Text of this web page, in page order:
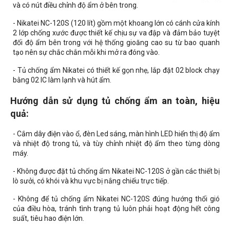
và có nút điều chỉnh độ ẩm ở bên trong.
- Nikatei NC-120S (120 lít) gồm một khoang lớn có cánh cửa kính
2 lớp chống xước được thiết kế chịu sự va đập và đảm bảo tuyệt
đối độ ẩm bên trong với hệ thống gioăng cao su từ bao quanh
tạo nên sự chắc chắn mỗi khi mở ra đóng vào.
- Tủ chống ẩm Nikatei có thiết kế gọn nhẹ, lắp đặt 02 block chạy
bằng 02 IC làm lạnh và hút ẩm.
Hướng dẫn sử dụng tủ chống ẩm an toàn, hiệu
quả:
- Cắm dây điện vào ổ, đèn Led sáng, màn hình LED hiển thị độ ẩm
và nhiệt độ trong tủ, và tùy chỉnh nhiệt độ ẩm theo từng dòng
máy.
- Không được đặt tủ chống ẩm Nikatei NC-120S ở gần các thiết bị
lò sưởi, có khói và khu vực bị nắng chiếu trực tiếp.
- Không để tủ chống ẩm Nikatei NC-120S đúng hướng thổi gió
của điều hòa, tránh tình trạng tủ luôn phải hoạt động hết công
suất, tiêu hao điện lớn.